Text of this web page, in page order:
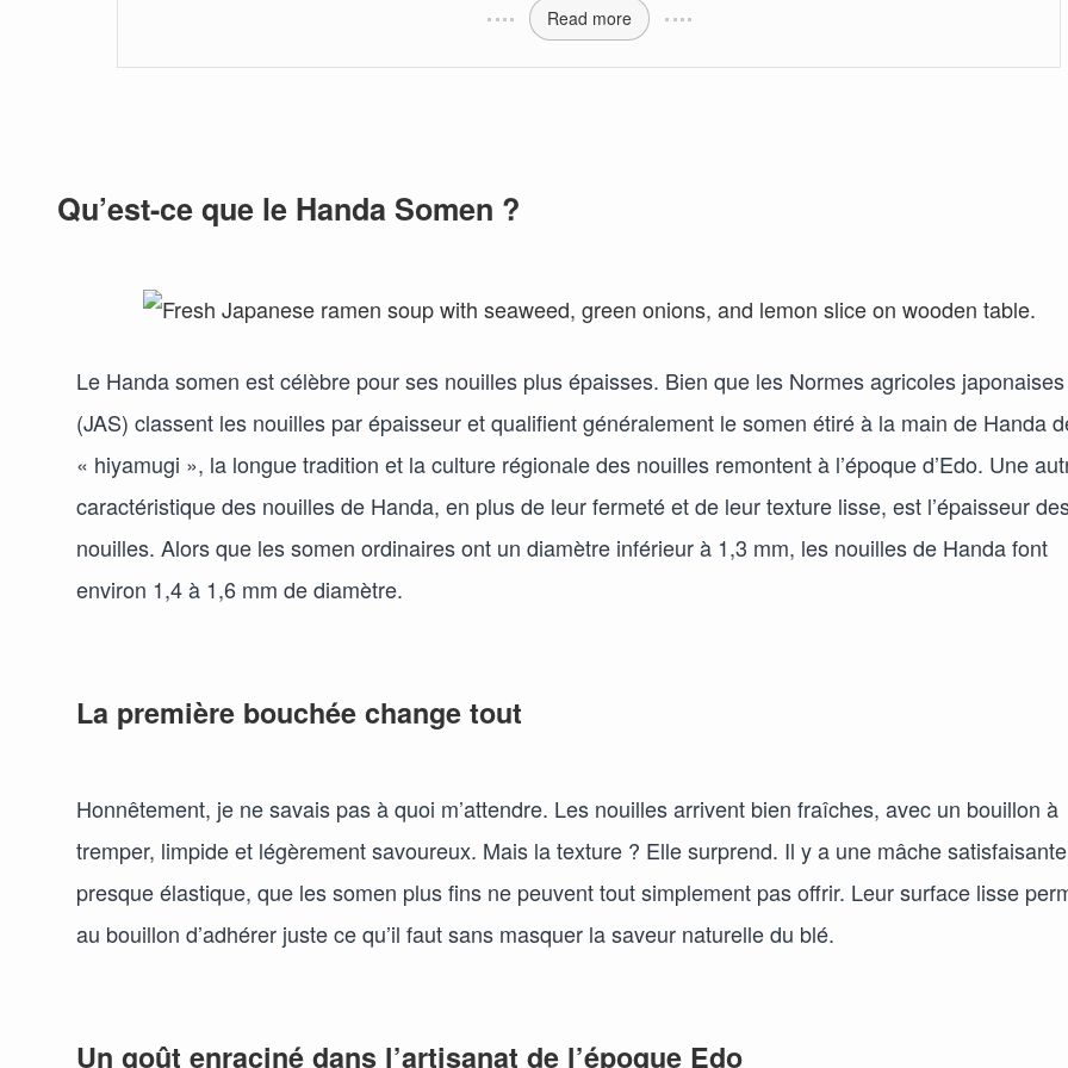
Read more
Qu’est-ce que le Handa Somen ?
Le Handa somen est célèbre pour ses nouilles plus épaisses. Bien que les Normes agricoles japonaises
(JAS) classent les nouilles par épaisseur et qualifient généralement le somen étiré à la main de Handa
« hiyamugi », la longue tradition et la culture régionale des nouilles remontent à l’époque d’Edo. Une
caractéristique des nouilles de Handa, en plus de leur fermeté et de leur texture lisse, est l’épaisseur
nouilles. Alors que les somen ordinaires ont un diamètre inférieur à 1,3 mm, les nouilles de Handa font
environ 1,4 à 1,6 mm de diamètre.
La première bouchée change tout
Honnêtement, je ne savais pas à quoi m’attendre. Les nouilles arrivent bien fraîches, avec un bouillon à
tremper, limpide et légèrement savoureux. Mais la texture ? Elle surprend. Il y a une mâche
presque élastique, que les somen plus fins ne peuvent tout simplement pas offrir. Leur surface lisse
au bouillon d’adhérer juste ce qu’il faut sans masquer la saveur naturelle du blé.
Un goût enraciné dans l’artisanat de l’époque Edo